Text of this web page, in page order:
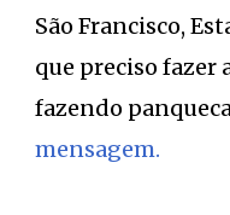
São Francisco,
que preciso fazer
fazendo
mensagem.